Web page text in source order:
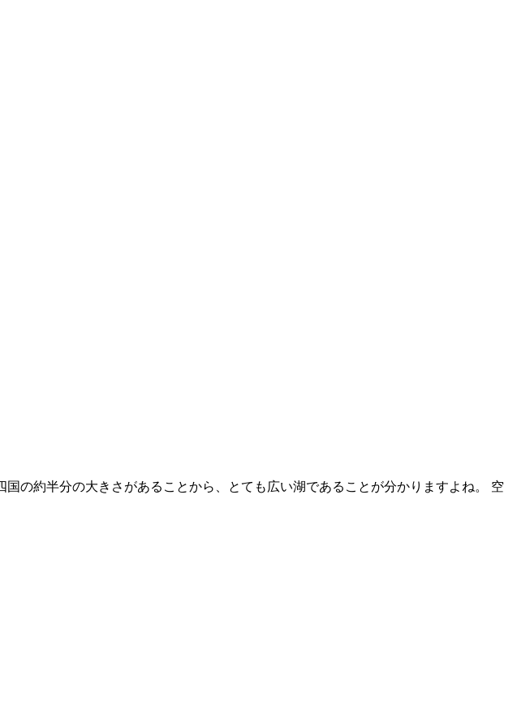
の約半分の大きさがあることから、とても広い湖であることが分かりますよね。 空